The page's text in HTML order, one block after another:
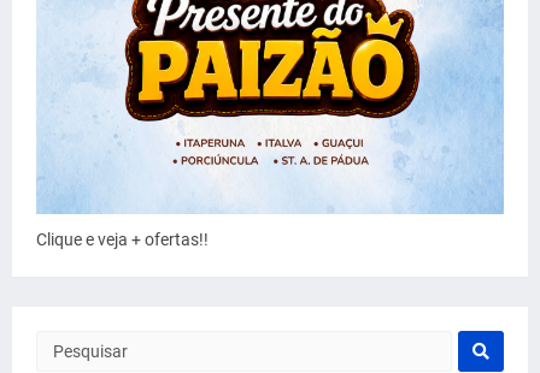
Clique e veja + ofertas!!